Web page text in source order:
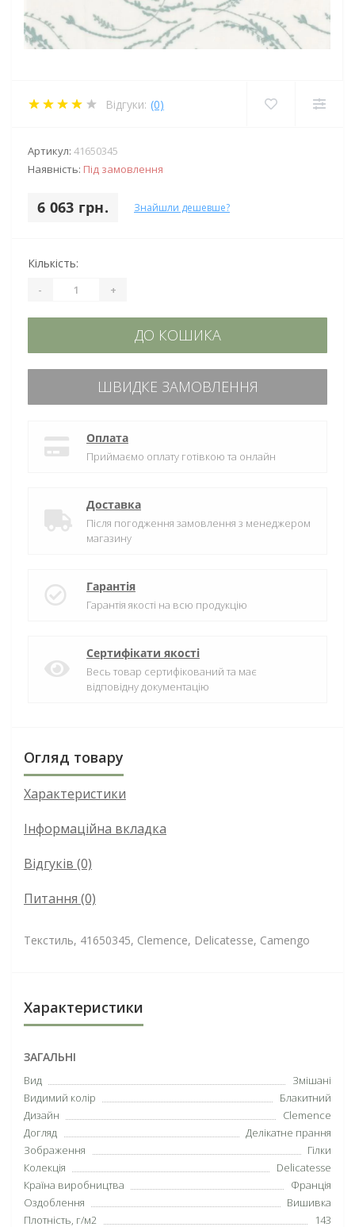
Відгуки: (0)
Артикул: 41650345
Наявність: Під замовлення
6 063 грн. Знайшли дешевше?
Кількість:
- +
ДО КОШИКА
ШВИДКЕ ЗАМОВЛЕННЯ
Оплата
Приймаємо оплату готівкою та онлайн
Доставка
Після погодження замовлення з менеджером
магазину
Гарантія
Гарантія якості на всю продукцію
Сертифікати якості
Весь товар сертифікований та має
відповідну документацію
Огляд товару
Характеристики
Інформаційна вкладка
Відгуків (0)
Питання (0)
Текстиль, 41650345, Clemence, Delicatesse, Camengo
Характеристики
ЗАГАЛЬНІ
Вид
Змішані
Видимий колір
Блакитний
Дизайн
Clemence
Догляд
Делікатне прання
Зображення
Гілки
Колекція
Delicatesse
Країна виробництва
Франція
Оздоблення
Вишивка
Плотність, г/м2
143